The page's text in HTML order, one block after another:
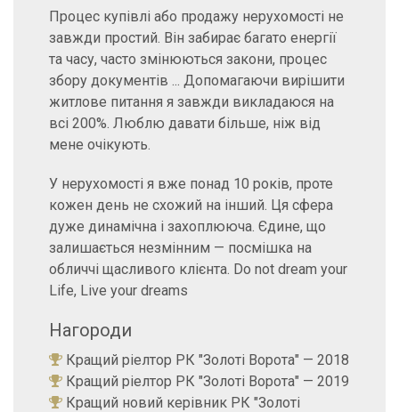
Процес купівлі або продажу нерухомості не
завжди простий. Він забирає багато енергії
та часу, часто змінюються закони, процес
збору документів ... Допомагаючи вирішити
житлове питання я завжди викладаюся на
всі 200%. Люблю давати більше, ніж від
мене очікують.
У нерухомості я вже понад 10 років, проте
кожен день не схожий на інший. Ця сфера
дуже динамічна і захоплююча. Єдине, що
залишається незмінним — посмішка на
обличчі щасливого клієнта. Do not dream your
Life, Live your dreams
Нагороди
Кращий ріелтор РК "Золоті Ворота" — 2018
Кращий ріелтор РК "Золоті Ворота" — 2019
Кращий новий керівник РК "Золоті